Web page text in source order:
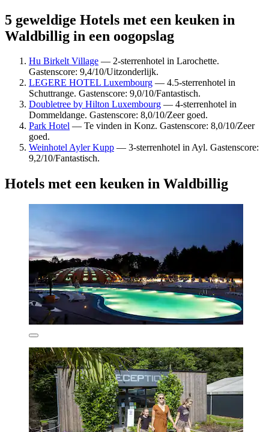
5 geweldige Hotels met een keuken in
Waldbillig in een oogopslag
Hu Birkelt Village — 2-sterrenhotel in Larochette.
Gastenscore: 9,4/10/Uitzonderlijk.
LEGERE HOTEL Luxembourg — 4.5-sterrenhotel in
Schuttrange. Gastenscore: 9,0/10/Fantastisch.
Doubletree by Hilton Luxembourg — 4-sterrenhotel in
Dommeldange. Gastenscore: 8,0/10/Zeer goed.
Park Hotel — Te vinden in Konz. Gastenscore: 8,0/10/Zeer
goed.
Weinhotel Ayler Kupp — 3-sterrenhotel in Ayl. Gastenscore:
9,2/10/Fantastisch.
Hotels met een keuken in Waldbillig